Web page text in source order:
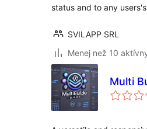
status and to any
SVILAPP SRL
Menej než 10
Multi